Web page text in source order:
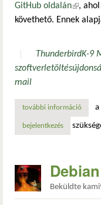
GitHub oldalán(külső
,
követhető. Ennek
ThunderbirdK-9
szoftverletöltés
mail
további információ a
bejelentkezés
Beküldte